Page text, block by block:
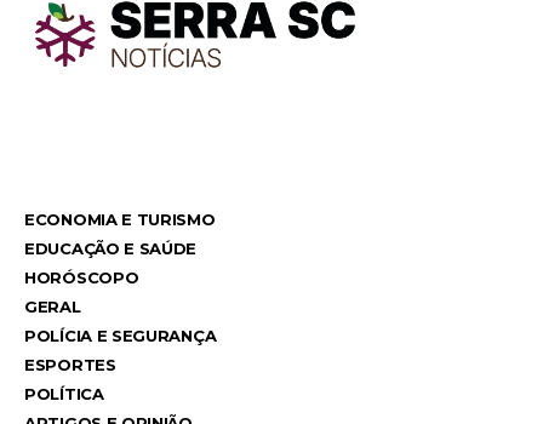
ECONOMIA E TURISMO
EDUCAÇÃO E SAÚDE
HORÓSCOPO
GERAL
POLÍCIA E SEGURANÇA
ESPORTES
POLÍTICA